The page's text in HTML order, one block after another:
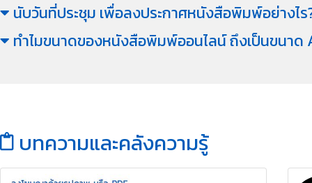
นับวันที่ประชุม เพื่อลงประกาศหนังสือพิมพ์อย่างไร
ทำไมขนาดของหนังสือพิมพ์ออนไลน์ ถึงเป็นขนาด
บทความและคลังความรู้